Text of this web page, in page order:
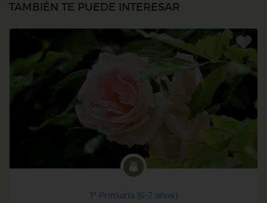
TAMBIÉN TE PUEDE INTERESAR
1º Primaria (6-7 años)